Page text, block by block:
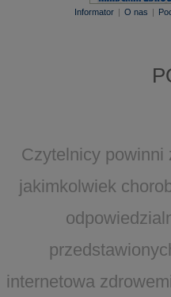
Informator | O nas |
Czytelnicy powinni
jakimkolwiek
internetowa